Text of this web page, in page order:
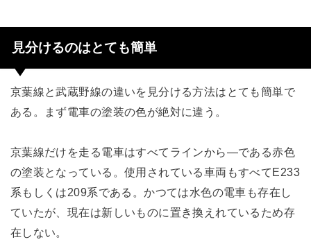
見分けるのはとても簡単
京葉線と武蔵野線の違いを見分ける方法はとても簡単で
ある。まず電車の塗装の色が絶対に違う。
京葉線だけを走る電車はすべてラインから―である赤色
の塗装となっている。使用されている車両もすべてE233
系もしくは209系である。かつては水色の電車も存在し
ていたが、現在は新しいものに置き換えれているため存
在しない。